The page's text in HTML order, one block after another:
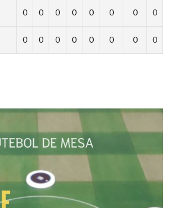
0 0 0 0 0 0 0 0
0 0 0 0 0 0 0 0